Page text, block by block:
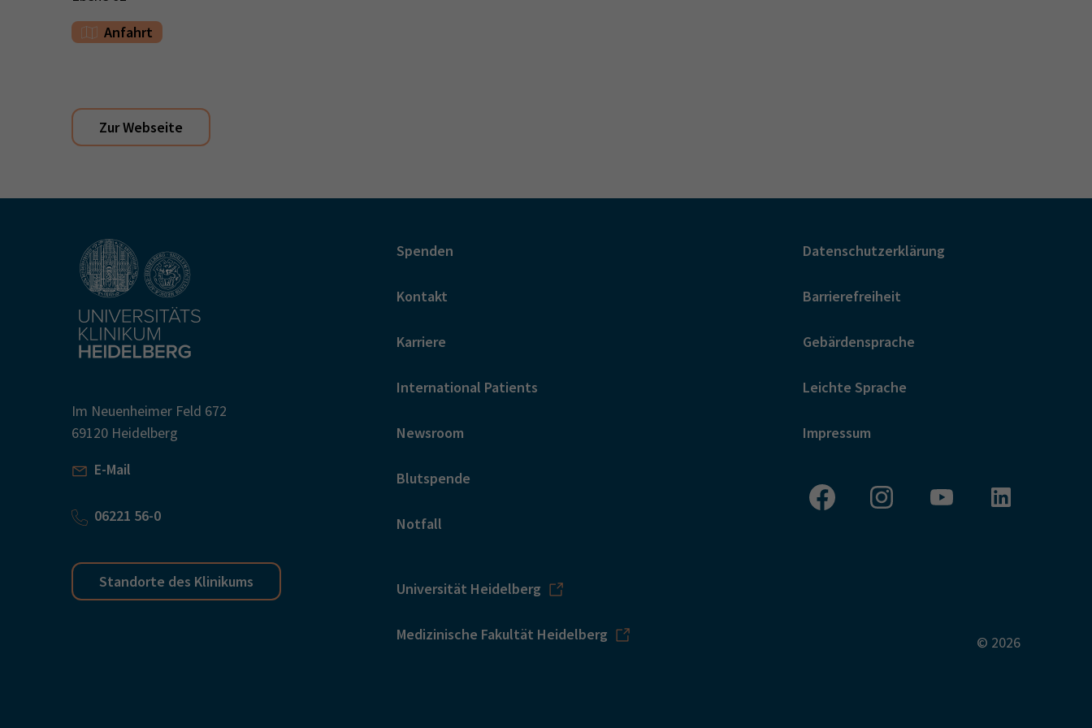
Anfahrt
Zur Webseite
Im Neuenheimer Feld 672
69120 Heidelberg
E-Mail
06221 56-0
Standorte des Klinikums
Spenden
Kontakt
Karriere
International Patients
Newsroom
Blutspende
Notfall
Universität Heidelberg
Medizinische Fakultät Heidelberg
Datenschutzerklärung
Barrierefreiheit
Gebärdensprache
Leichte Sprache
Impressum
© 2026